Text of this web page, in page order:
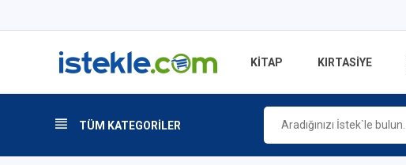
KİTAP KIRTASİYE
TÜM KATEGORİLER